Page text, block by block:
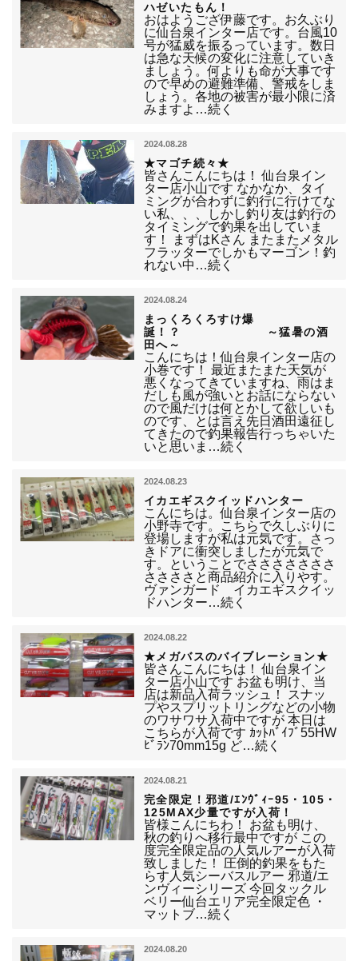
ハゼいたもん！
おはようござ伊藤です。お久ぶり
に仙台泉インター店です。台風10
号が猛威を振るっています。数日
は急な天候の変化に注意していき
ましょう。何よりも命が大事です
ので早めの避難準備、警戒をしま
しょう。各地の被害が最小限に済
みますよ…続く
2024.08.28
★マゴチ続々★
皆さんこんにちは！ 仙台泉イン
ター店小山です なかなか、タイ
ミングが合わずに釣行に行けてな
い私、、、しかし釣り友は釣行の
タイミングで釣果を出していま
す！ まずはKさん またまたメタル
フラッターでしかもマーゴン！釣
れない中…続く
2024.08.24
まっくろくろすけ爆
誕！？ ～猛暑の酒
田へ～
こんにちは！仙台泉インター店の
小巻です！ 最近またまた天気が
悪くなってきていますね、雨はま
だしも風が強いとお話にならない
ので風だけは何とかして欲しいも
のです、とは言え先日酒田遠征し
てきたので釣果報告行っちゃいた
いと思いま…続く
2024.08.23
イカエギスクイッドハンター
こんにちは。仙台泉インター店の
小野寺です。こちらで久しぶりに
登場しますが私は元気です。さっ
きドアに衝突しましたが元気で
す。ということでさささささささ
ささささと商品紹介に入りやす。
ヴァンガード イカエギスクイッ
ドハンター…続く
2024.08.22
★メガバスのバイブレーション★
皆さんこんにちは！ 仙台泉イン
ター店小山です お盆も明け、当
店は新品入荷ラッシュ！ スナッ
プやスプリットリングなどの小物
のワサワサ入荷中ですが 本日は
こちらが入荷です ｶｯﾄﾊﾞｲﾌﾞ55HW
ﾋﾞﾗﾝ70mm15g ど…続く
2024.08.21
完全限定！邪道/ｴﾝｳﾞｨｰ95・105・
125MAX少量ですが入荷！
皆様こんにちわ！ お盆も明け、
秋の釣りへ移行最中ですが この
度完全限定品の人気ルアーが入荷
致しました！ 圧倒的釣果をもた
らす人気シーバスルアー 邪道/エ
ンヴィーシリーズ 今回タックル
ベリー仙台エリア完全限定色 ・
マットブ…続く
2024.08.20